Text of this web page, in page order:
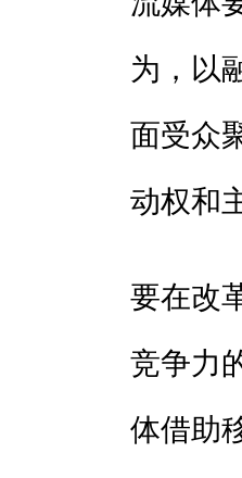
为，以
面受众
动权和
要在改
竞争力
体借助